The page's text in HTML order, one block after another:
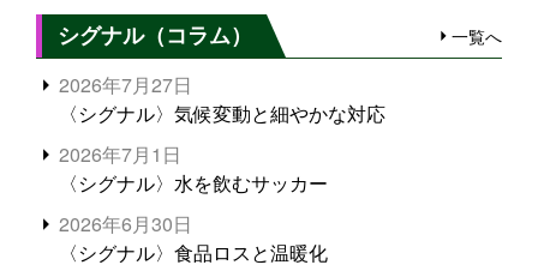
シグナル（コラム） 一覧へ
2026年7月27日
〈シグナル〉気候変動と細やかな対応
2026年7月1日
〈シグナル〉水を飲むサッカー
2026年6月30日
〈シグナル〉食品ロスと温暖化